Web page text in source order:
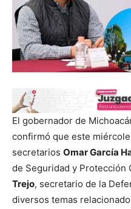
El gobernador de
confirmó que este
secretarios Omar García
de Seguridad y Protección
Trejo, secretario de la
diversos temas